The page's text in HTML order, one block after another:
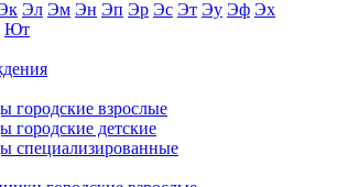
Эл Эм Эн Эп Эр Эс Эт Эу Эф Эх
Ют
городские взрослые
городские детские
специализированные